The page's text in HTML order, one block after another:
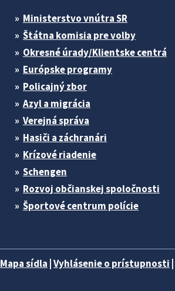
Ministerstvo vnútra SR
Štátna komisia pre volby
Okresné úrady/Klientske centrá
Európske programy
Policajný zbor
Azyl a migrácia
Verejná správa
Hasiči a záchranári
Krízové riadenie
Schengen
Rozvoj občianskej spoločnosti
Športové centrum polície
Mapa sídla Vyhlásenie o prístupnosti